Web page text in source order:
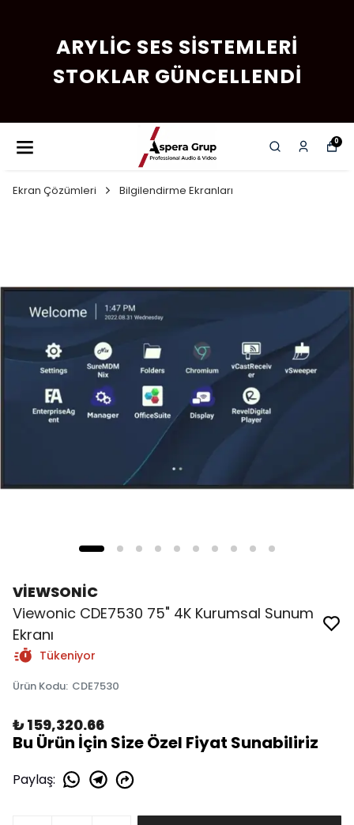
ARYLIC SES SISTEMLERI
STOKLAR GÜNCELLENDI
0
Ekran Çözümleri Bilgilendirme Ekranları
VİEWSONİC
Viewonic CDE7530 75" 4K Kurumsal Sunum
Ekranı
Tükeniyor
Ürün Kodu: CDE7530
₺ 159,320.66
Bu Ürün İçin Size Özel Fiyat Sunabiliriz
Paylaş: